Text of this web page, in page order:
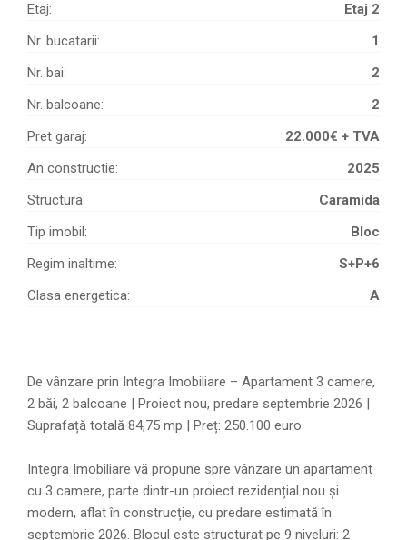
Etaj:
Etaj 2
Nr. bucatarii:
1
Nr. bai:
2
Nr. balcoane:
2
Pret garaj:
22.000€ + TVA
An constructie:
2025
Structura:
Caramida
Tip imobil:
Bloc
Regim inaltime:
S+P+6
Clasa energetica:
A
De vânzare prin Integra Imobiliare – Apartament 3 camere,
2 băi, 2 balcoane | Proiect nou, predare septembrie 2026 |
Suprafață totală 84,75 mp | Preț: 250.100 euro
Integra Imobiliare vă propune spre vânzare un apartament
cu 3 camere, parte dintr-un proiect rezidențial nou și
modern, aflat în construcție, cu predare estimată în
septembrie 2026. Blocul este structurat pe 9 niveluri: 2